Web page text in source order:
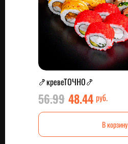
🍤кревеТОЧНО🍤
56.99 48.44 руб.
В корзину